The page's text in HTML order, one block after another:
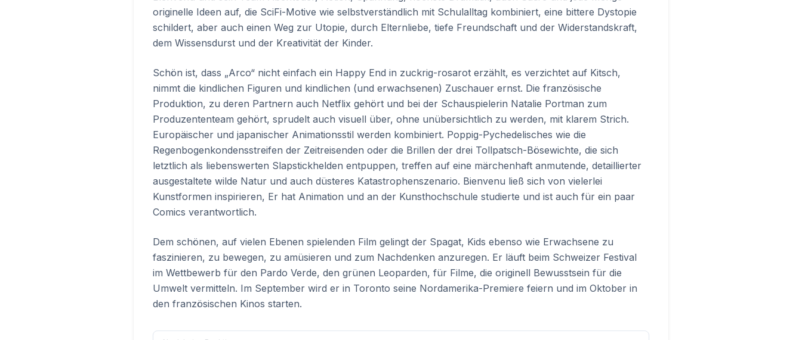
originelle Ideen auf, die SciFi-Motive wie selbstverständlich mit Schulalltag kombiniert, eine bittere Dystopie
schildert, aber auch einen Weg zur Utopie, durch Elternliebe, tiefe Freundschaft und der Widerstandskraft,
dem Wissensdurst und der Kreativität der Kinder.
Schön ist, dass „Arco“ nicht einfach ein Happy End in zuckrig-rosarot erzählt, es verzichtet auf Kitsch,
nimmt die kindlichen Figuren und kindlichen (und erwachsenen) Zuschauer ernst. Die französische
Produktion, zu deren Partnern auch Netflix gehört und bei der Schauspielerin Natalie Portman zum
Produzententeam gehört, sprudelt auch visuell über, ohne unübersichtlich zu werden, mit klarem Strich.
Europäischer und japanischer Animationsstil werden kombiniert. Poppig-Pychedelisches wie die
Regenbogenkondensstreifen der Zeitreisenden oder die Brillen der drei Tollpatsch-Bösewichte, die sich
letztlich als liebenswerten Slapstickhelden entpuppen, treffen auf eine märchenhaft anmutende, detaillierter
ausgestaltete wilde Natur und auch düsteres Katastrophenszenario. Bienvenu ließ sich von vielerlei
Kunstformen inspirieren, Er hat Animation und an der Kunsthochschule studierte und ist auch für ein paar
Comics verantwortlich.
Dem schönen, auf vielen Ebenen spielenden Film gelingt der Spagat, Kids ebenso wie Erwachsene zu
faszinieren, zu bewegen, zu amüsieren und zum Nachdenken anzuregen. Er läuft beim Schweizer Festival
im Wettbewerb für den Pardo Verde, den grünen Leoparden, für Filme, die originell Bewusstsein für die
Umwelt vermitteln. Im September wird er in Toronto seine Nordamerika-Premiere feiern und im Oktober in
den französischen Kinos starten.